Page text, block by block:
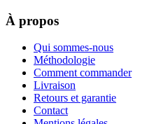
À propos
Qui sommes-nous
Méthodologie
Comment commander
Livraison
Retours et garantie
Contact